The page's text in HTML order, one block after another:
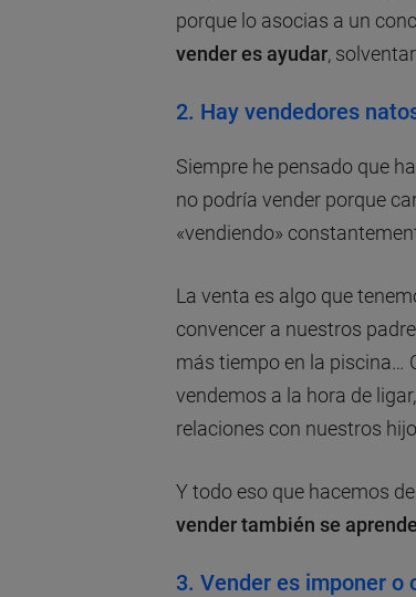
porque lo asocias a un
vender es ayudar,
2. Hay vendedores
Siempre he pensado que
no podría vender porque
«vendiendo»
La venta es algo que
convencer a nuestros
más tiempo en la piscina…
vendemos a la hora de
relaciones con nuestros
Y todo eso que hacemos
vender también se
3. Vender es imponer o